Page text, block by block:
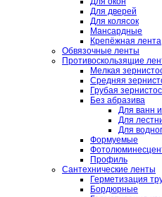
Для дверей
Для колясок
Мансардные
Крепёжная лента
Обвязочные ленты
Противоскользящие
Мелкая
Средняя
Грубая
Без абразива
Для ванн
Для
Для
Формуемые
Профиль
Сантехнические ленты
Герметизация
Бордюрные